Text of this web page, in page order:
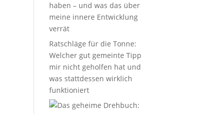
haben – und was das über
meine innere Entwicklung
verrät
Ratschläge für die Tonne:
Welcher gut gemeinte Tipp
mir nicht geholfen hat und
was stattdessen wirklich
funktioniert